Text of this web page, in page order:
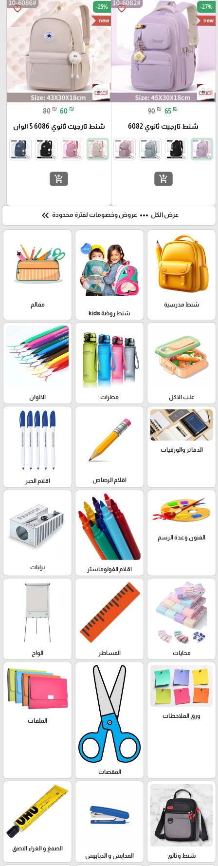
favorite_border -27%
new
90 ₪ 65 ₪
شنط تارجيت ثانوي 6082
add_shopping_cart
favorite_border -25%
new
80 ₪ 60 ₪
شنط تارجيت ثانوي 6086 5 الوان
add_shopping_cart
عرض الكل more_horiz عروض وخصومات لفترة محدودة keyboard_double_arrow_left
شنط مدرسية
شنط روضة kids
مقالم
علب الاكل مطرات الالوان
الدفاتر والورقيات
اقلام الرصاص اقلام الحبر
الفنون وعدة الرسم
اقلام الفولوماستر برايات
محايات المساطر الواح
ورق الملاحظات
المقصات
الملفات
شنط وثائق المدابس و الدبابيس
الصمغ و الغراء الاصق